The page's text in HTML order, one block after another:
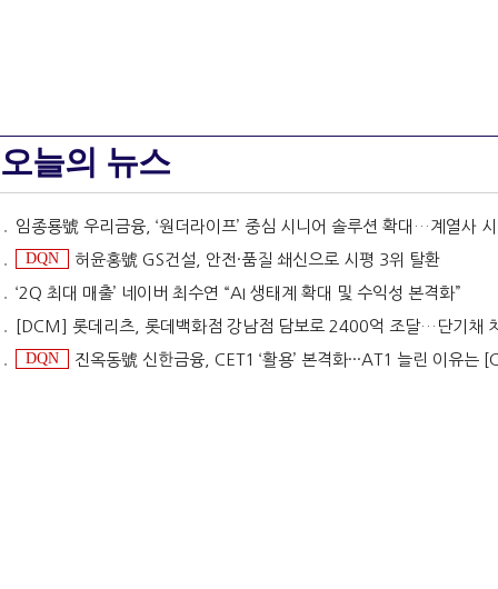
오늘의 뉴스
임종룡號 우리금융, ‘원더라이프’ 중심 시니어 솔루션 확대…계열사 시너지 '관건' [금융 시니어 비즈니
DQN
허윤홍號 GS건설, 안전·품질 쇄신으로 시평 3위 탈환
‘2Q 최대 매출’ 네이버 최수연 “AI 생태계 확대 및 수익성 본격화”
[DCM] 롯데리츠, 롯데백화점 강남점 담보로 2400억 조달…단기채
DQN
진옥동號 신한금융, CET1 ‘활용’ 본격화···AT1 늘린 이유는 [Capital Quality